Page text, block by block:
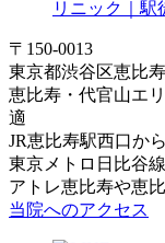
〒150-0013
東京都渋谷区恵比
恵比寿・代官山エ
適
JR恵比寿駅西口か
東京メトロ日比谷
アトレ恵比寿や恵
当院へのアクセス